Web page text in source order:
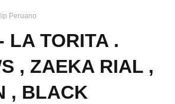
Peruano
LA TORITA .
, ZAEKA RIAL ,
, BLACK